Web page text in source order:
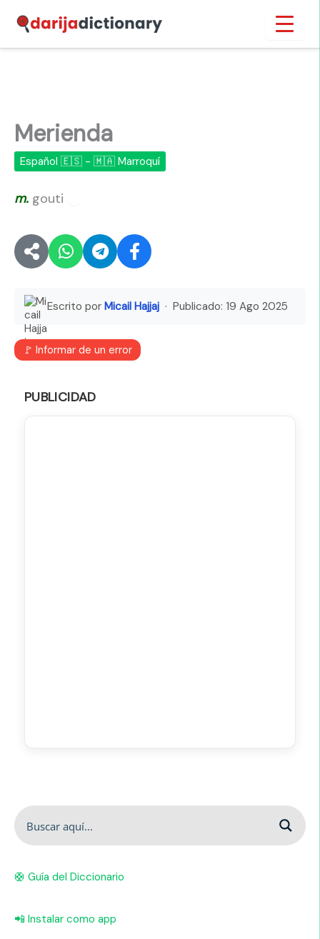
contenido
Merienda
Español 🇪🇸 - 🇲🇦 Marroquí
m. gouti
Escrito por Micail Hajjaj · Publicado: 19 Ago 2025
🚩 Informar de un error
PUBLICIDAD
🛟 Guía del Diccionario
📲 Instalar como app